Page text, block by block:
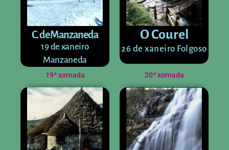
C. de Manzaneda
19 de xaneiro
Manzaneda
O Courel
26 de xaneiro Folgoso
19ª xornada 20ª xornada